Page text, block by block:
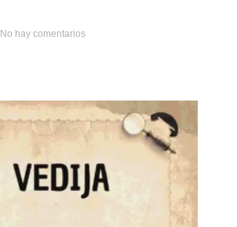
No hay comentarios